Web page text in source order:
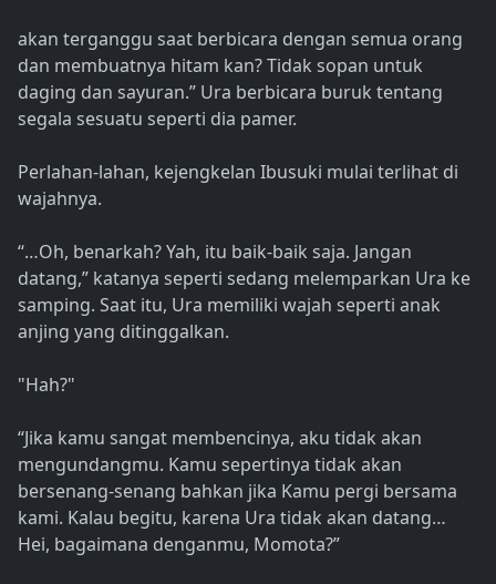
akan terganggu saat berbicara dengan semua orang
dan membuatnya hitam kan? Tidak sopan untuk
daging dan sayuran.” Ura berbicara buruk tentang
segala sesuatu seperti dia pamer.
Perlahan-lahan, kejengkelan Ibusuki mulai terlihat di
wajahnya.
“…Oh, benarkah? Yah, itu baik-baik saja. Jangan
datang,” katanya seperti sedang melemparkan Ura ke
samping. Saat itu, Ura memiliki wajah seperti anak
anjing yang ditinggalkan.
"Hah?"
“Jika kamu sangat membencinya, aku tidak akan
mengundangmu. Kamu sepertinya tidak akan
bersenang-senang bahkan jika Kamu pergi bersama
kami. Kalau begitu, karena Ura tidak akan datang…
Hei, bagaimana denganmu, Momota?”